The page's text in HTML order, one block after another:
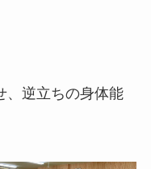
、逆立ちの身体能